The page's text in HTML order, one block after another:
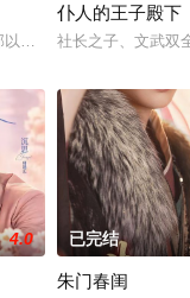
与女探长穆英搭
处于上下级关系的文原
仆人的王子殿下
社长之子、文武双
4.0 已完结
朱门春闺